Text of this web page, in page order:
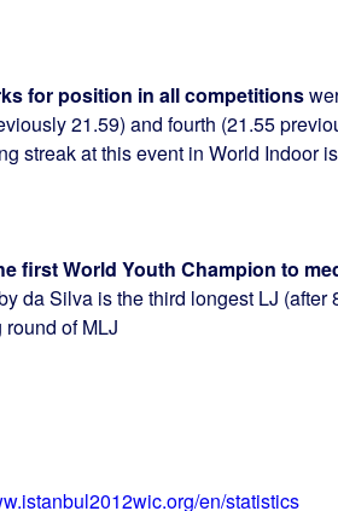
for position in all competitions
21.59) and fourth (21.55
streak at this event in World Indoor
first World Youth Champion to
da Silva is the third longest LJ
of MLJ
en/statistics